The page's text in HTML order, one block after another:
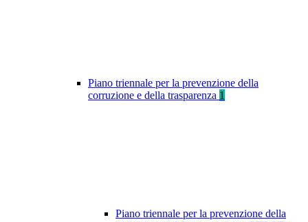
Piano triennale per la prevenzione della
corruzione e della trasparenza 1
Piano triennale per la prevenzione della